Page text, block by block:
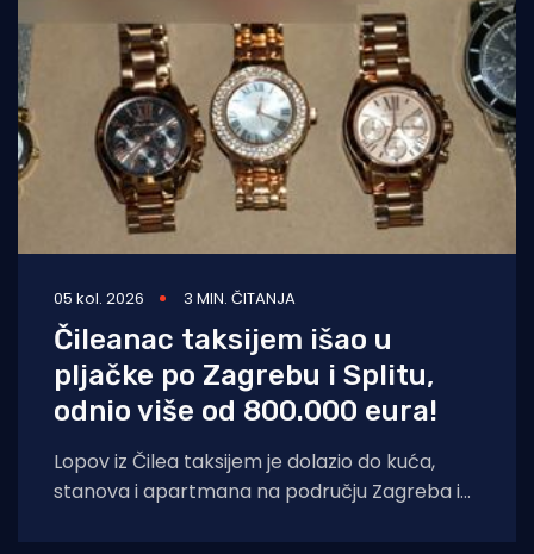
05 kol. 2026 3 MIN. ČITANJA
Čileanac taksijem išao u
pljačke po Zagrebu i Splitu,
odnio više od 800.000 eura!
Lopov iz Čilea taksijem je dolazio do kuća,
stanova i apartmana na području Zagreba i